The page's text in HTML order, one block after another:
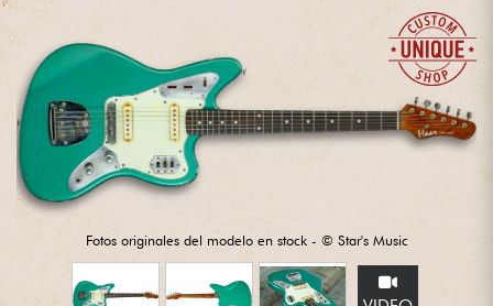
Sintetizadores & samplers
Grabación
Auriculares
Micros
DJ
Fotos originales del modelo en stock - © Star's Music